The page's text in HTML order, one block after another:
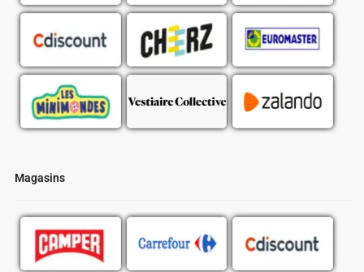
Magasins